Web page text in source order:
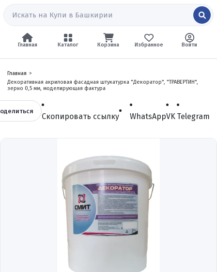
Главная Каталог Войти
Избранное
Корзина
Главная
Декоративная акриловая фасадная штукатурка "Декоратор", "ТРАВЕРТИН",
зерно 0,5 мм, моделирующая фактура
Скопировать ссылку WhatsAppVK Telegram